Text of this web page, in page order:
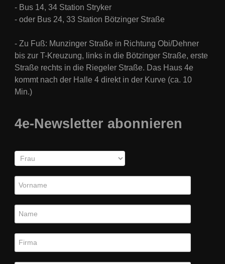
- Bus 14, 34 Station Stryker
- oder Bus 24, 33 Station Bötzinger Straße
- Zu Fuß: Munzinger Straße in Richtung Obi/Dehner
bis zur T-Kreuzung, links in die Bötzinger Straße, erste
Straße rechts in die Riegeler Straße. Das Haus 4e
kommt nach der Halle 4 direkt in der Kurve (ca. 10
Min.)
4e-Newsletter abonnieren